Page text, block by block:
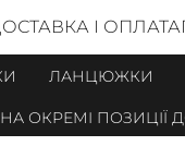
І ОПЛАТА
ЛАНЦЮЖКИ
ПОЗИЦІЇ ДО